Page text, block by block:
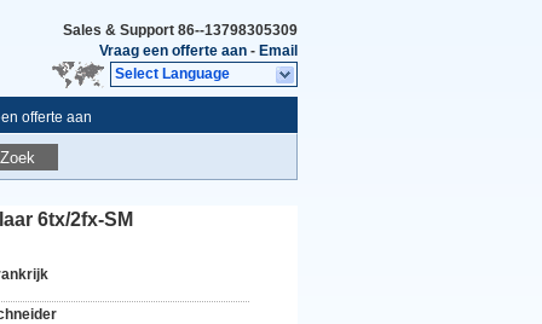
Sales & Support 86--13798305309
Vraag een offerte aan - Email
Select Language
offerte aan
Zoek
6tx/2fx-SM